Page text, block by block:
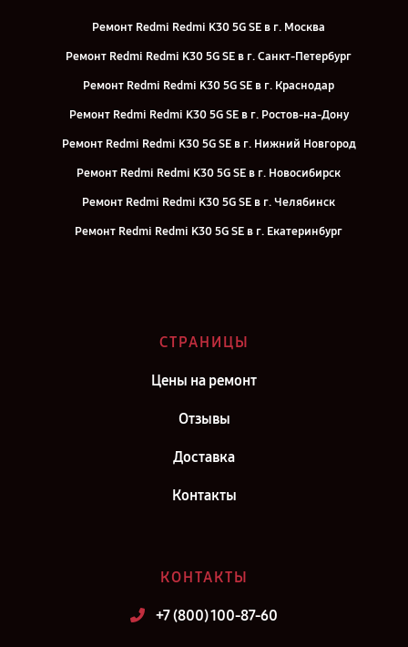
Ремонт Redmi Redmi K30 5G SE в г. Москва
Ремонт Redmi Redmi K30 5G SE в г. Санкт-Петербург
Ремонт Redmi Redmi K30 5G SE в г. Краснодар
Ремонт Redmi Redmi K30 5G SE в г. Ростов-на-Дону
Ремонт Redmi Redmi K30 5G SE в г. Нижний Новгород
Ремонт Redmi Redmi K30 5G SE в г. Новосибирск
Ремонт Redmi Redmi K30 5G SE в г. Челябинск
Ремонт Redmi Redmi K30 5G SE в г. Екатеринбург
Ремонт Redmi Redmi K30 5G SE в г. Киров
СТРАНИЦЫ
Цены на ремонт
Отзывы
Доставка
Контакты
КОНТАКТЫ
+7 (800) 100-87-60